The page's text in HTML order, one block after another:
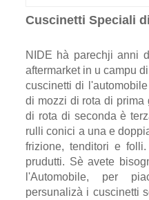
Cuscinetti Speciali
NIDE hà parechji anni
aftermarket in u campu
cuscinetti di
di mozzi di rota di prima
di rota di seconda è
rulli conici a una e
frizione, tenditori e
prudutti. Sè avete
l'Automobile, per
persunalizà i cuscinetti